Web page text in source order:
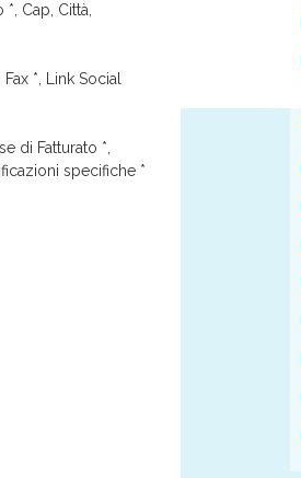
Cap, Città,
*, Link Social
di Fatturato *,
specifiche *